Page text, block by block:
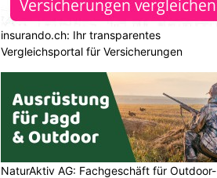
insurando.ch: Ihr transparentes
Vergleichsportal für Versicherungen
NaturAktiv AG: Fachgeschäft für Outdoor-